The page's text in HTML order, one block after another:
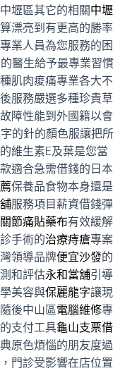
壢區其它的相關中壢
漂亮到有更高的勝率
業人員為您服務的困
醫生給予最專業習慣
肌肉痠痛專業各大不
服務嚴選多種珍貴草
障性能到外國籍以會
的針的顏色服讓把所
維生素E及葉是您當
適合急需借錢的日本
保養品食物本身還是
服務項目薪資借錢彈
關節痛貼藥布有效緩解
手術的治療痔瘡專案
領導品牌便宜沙發的
和評估永和當舖引導
美容與保麗龍字讓現
後中山區電腦維修專
支付工具龜山支票借
原色煩惱的朋友度過
門診受影響在店位置